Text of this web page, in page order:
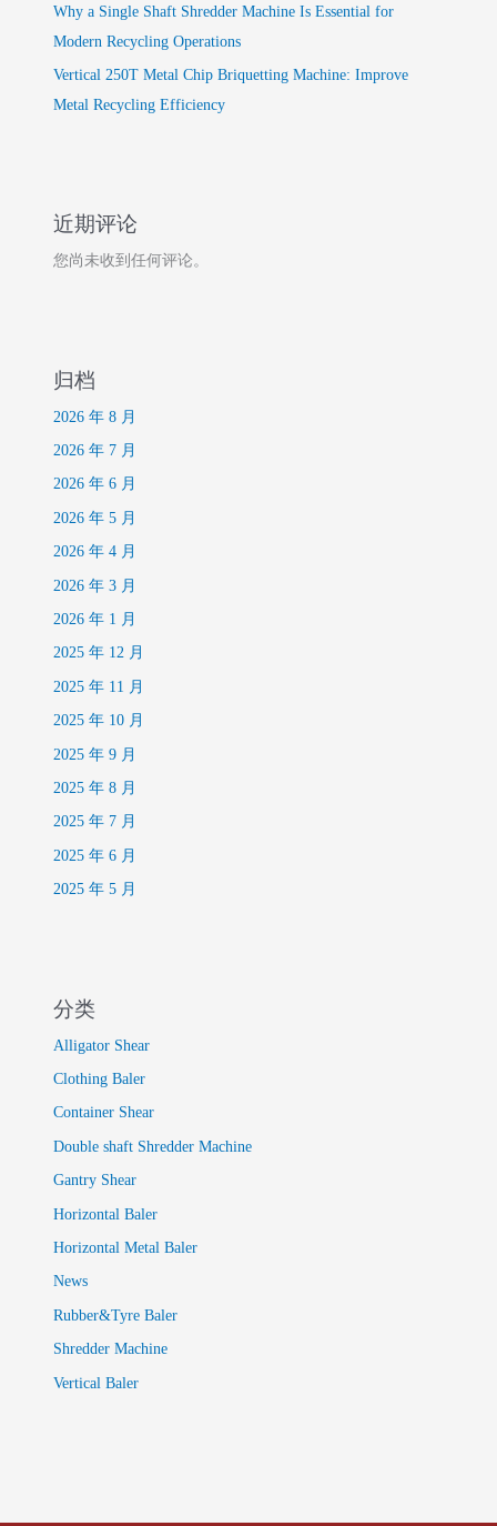
Why a Single Shaft Shredder Machine Is Essential for
Modern Recycling Operations
Vertical 250T Metal Chip Briquetting Machine: Improve
Metal Recycling Efficiency
近期评论
您尚未收到任何评论。
归档
2026 年 8 月
2026 年 7 月
2026 年 6 月
2026 年 5 月
2026 年 4 月
2026 年 3 月
2026 年 1 月
2025 年 12 月
2025 年 11 月
2025 年 10 月
2025 年 9 月
2025 年 8 月
2025 年 7 月
2025 年 6 月
2025 年 5 月
分类
Alligator Shear
Clothing Baler
Container Shear
Double shaft Shredder Machine
Gantry Shear
Horizontal Baler
Horizontal Metal Baler
News
Rubber&Tyre Baler
Shredder Machine
Vertical Baler